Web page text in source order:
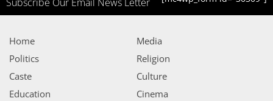
Home
Politics
Caste
Education
Media
Religion
Culture
Cinema